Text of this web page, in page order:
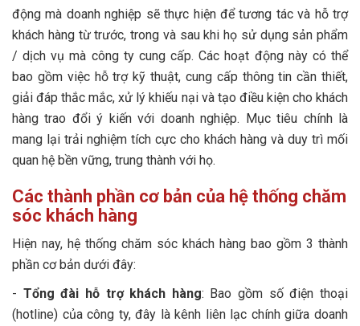
Hỗ trợ, giải đáp thắc mắc cho khách hàng
Tư vấn bán hàng
Xây dựng mối quan hệ lâu dài với khách hàng
2. Quy trình chăm sóc khách hàng sau bán hàng
Theo dõi khách hàng
Chủ động phục vụ khách hàng
Giải quyết nhanh chóng các khiếu nại
động mà doanh nghiệp sẽ thực hiện để tương tác và hỗ trợ
khách hàng từ trước, trong và sau khi họ sử dụng sản phẩm
/ dịch vụ mà công ty cung cấp. Các hoạt động này có thể
bao gồm việc hỗ trợ kỹ thuật, cung cấp thông tin cần thiết,
giải đáp thắc mắc, xử lý khiếu nại và tạo điều kiện cho khách
hàng trao đổi ý kiến với doanh nghiệp. Mục tiêu chính là
mang lại trải nghiệm tích cực cho khách hàng và duy trì mối
quan hệ bền vững, trung thành với họ.
Các thành phần cơ bản của hệ thống chăm
sóc khách hàng
Hiện nay, hệ thống chăm sóc khách hàng bao gồm 3 thành
phần cơ bản dưới đây:
- Tổng đài hỗ trợ khách hàng: Bao gồm số điện thoại
(hotline) của công ty, đây là kênh liên lạc chính giữa doanh